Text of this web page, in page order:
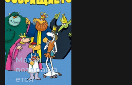
Маззи
возвраща
ется